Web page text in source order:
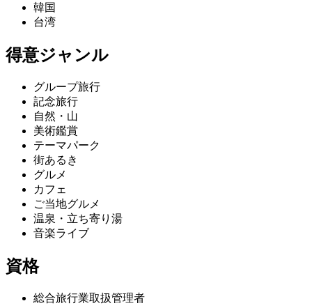
韓国
台湾
得意ジャンル
グループ旅行
記念旅行
自然・山
美術鑑賞
テーマパーク
街あるき
グルメ
カフェ
ご当地グルメ
温泉・立ち寄り湯
音楽ライブ
資格
総合旅行業取扱管理者